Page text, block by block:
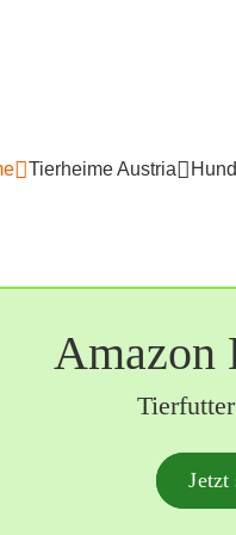
Tierheime Austria
Amazon
Jetzt